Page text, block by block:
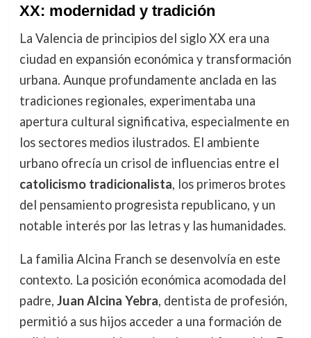
XX: modernidad y tradición
La Valencia de principios del siglo XX era una
ciudad en expansión económica y transformación
urbana. Aunque profundamente anclada en las
tradiciones regionales, experimentaba una
apertura cultural significativa, especialmente en
los sectores medios ilustrados. El ambiente
urbano ofrecía un crisol de influencias entre el
catolicismo tradicionalista, los primeros brotes
del pensamiento progresista republicano, y un
notable interés por las letras y las humanidades.
La familia Alcina Franch se desenvolvía en este
contexto. La posición económica acomodada del
padre, Juan Alcina Yebra, dentista de profesión,
permitió a sus hijos acceder a una formación de